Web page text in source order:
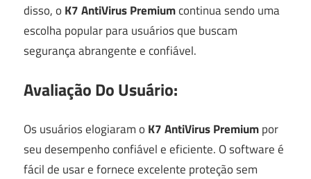
disso, o K7 AntiVirus Premiumcontinua sendo uma
escolha popular para usuários que buscam
segurança abrangente e confiável.
Avaliação Do Usuário:
Os usuários elogiaram o K7 AntiVirus Premiumpor
seu desempenho confiável e eficiente. O software é
fácil de usar e fornece excelente proteção sem